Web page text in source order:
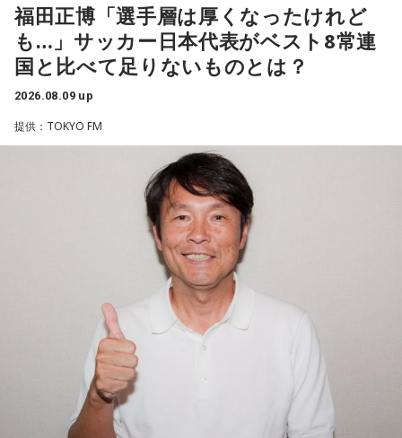
輝き、Jリーグ通算228試合出場93得点を挙げ、日本代表では
45試合出場で9ゴールを記録するなど活躍を見せ、1993年に
はW杯アジア地区最終予選にも出場しました。2002年に現役
を引退した後は、サッカー解説者としてメディアでの活動の
活かしながら幅広く活動しています。
◆福田正博がW杯ブラジル戦を総括
藤木：ブラジル戦で、前半は佐野海舟選手の素晴らしいイン
ターセプトからのゴールがありましたし、前半の終了間際に
は日本がボールを持つ時間もありました。しかし、後半に入
ってからブラジルが戦略を変えてきて、日本が一方的に押し
込まれてしまった。試合のなかで具体的な戦術が打ち出せな
かったと考えると、（選手のなかに）もう少し具体的な戦略
を示す人、ブレーンが必要なのかなと素人目には思ってしま
うのですが……。
福田：そういう見方も当然ありますし、それができれば一番
いいと思うのですが、森保監督は帰国後の会見で「戦術は後
出しジャンケンだ」と言っていたんです。どういうことかと
いうと、自分たちが変えたら相手がまた変えてくる、それに
福田正博「選手層は厚くなったけれど
も…」サッカー日本代表がベスト8常連
国と比べて足りないものとは？
2026.08.09 up
提供：TOKYO FM